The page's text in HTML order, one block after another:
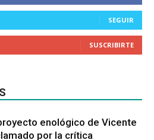
SEGUIR
SUSCRIBIRTE
enológico de Vicente
por la crítica